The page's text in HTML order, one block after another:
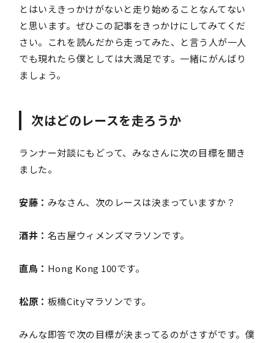
とはいえきっかけがないと走り始めることなんてない
と思います。ぜひこの記事をきっかけにしてみてくだ
さい。これを読んだから走ってみた、と言う人が一人
でも現れたら僕としては大満足です。一緒にがんばり
ましょう。
次はどのレースを走ろうか
ランナー対談にもどって、みなさんに次の目標を聞き
ました。
安藤： みなさん、次のレースは決まっていますか？
酒井： 名古屋ウィメンズマラソンです。
直鳥： Hong Kong 100です。
松原： 板橋Cityマラソンです。
みんな即答で次の目標が決まってるのがさすがです。僕